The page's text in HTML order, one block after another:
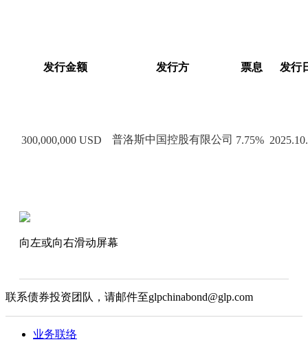
发行金额 发行方 票息 发行
300,000,000 USD 普洛斯中国控股有限公司 7.75%
向左或向右滑动屏幕
联系债券投资团队，请邮件至glpchinabond@glp.com
业务联络